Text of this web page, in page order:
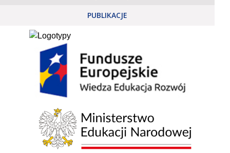
PUBLIKACJE